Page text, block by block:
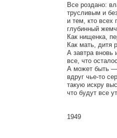
Все роздано:
трусливым и
и тем, кто
глубинный
Как нищенка,
Как мать, дитя
А завтра вновь
все, что
А может быть —
вдруг чье-то
такую искру
что будут все